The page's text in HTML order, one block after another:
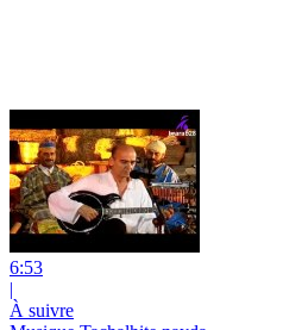
6:53
|
À suivre